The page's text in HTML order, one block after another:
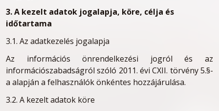
3. A kezelt adatok jogalapja, köre, célja és
időtartama
3.1. Az adatkezelés jogalapja
Az információs önrendelkezési jogról és az
információszabadságról szóló 2011. évi CXII. törvény 5.§-
a alapján a felhasználók önkéntes hozzájárulása.
3.2. A kezelt adatok köre